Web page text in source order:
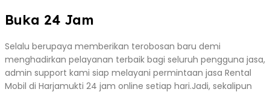
Buka 24 Jam
Selalu berupaya memberikan terobosan baru demi
menghadirkan pelayanan terbaik bagi seluruh pengguna jasa,
admin support kami siap melayani permintaan jasa Rental
Mobil di Harjamukti 24 jam online setiap hari.Jadi, sekalipun